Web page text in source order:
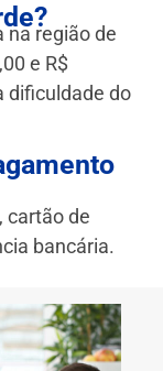
na região de
e R$
dificuldade do
cartão de
bancária.